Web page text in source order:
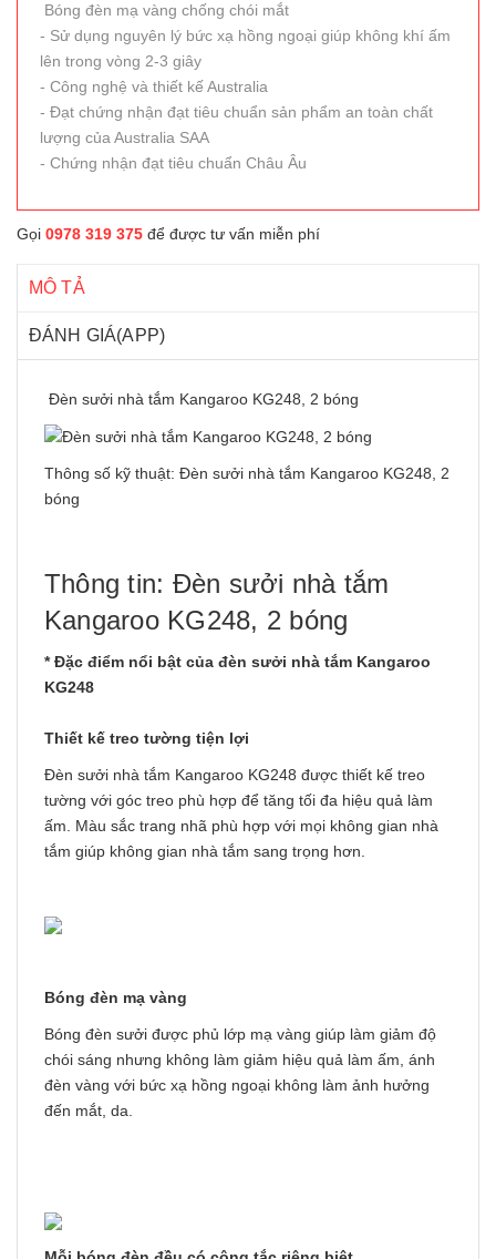
Bóng đèn mạ vàng chống chói mắt
- Sử dụng nguyên lý bức xạ hồng ngoại giúp không khí ấm
lên trong vòng 2-3 giây
- Công nghệ và thiết kế Australia
- Đạt chứng nhận đạt tiêu chuẩn sản phẩm an toàn chất
lượng của Australia SAA
- Chứng nhận đạt tiêu chuẩn Châu Âu
Gọi 0978 319 375 để được tư vấn miễn phí
MÔ TẢ
ĐÁNH GIÁ(APP)
Đèn sưởi nhà tắm Kangaroo KG248, 2 bóng
Thông số kỹ thuật: Đèn sưởi nhà tắm Kangaroo KG248, 2
bóng
Thông tin: Đèn sưởi nhà tắm
Kangaroo KG248, 2 bóng
* Đặc điểm nổi bật của đèn sưởi nhà tắm Kangaroo
KG248
Thiết kế treo tường tiện lợi
Đèn sưởi nhà tắm Kangaroo KG248 được thiết kế treo
tường với góc treo phù hợp để tăng tối đa hiệu quả làm
ấm. Màu sắc trang nhã phù hợp với mọi không gian nhà
tắm giúp không gian nhà tắm sang trọng hơn.
Bóng đèn mạ vàng
Bóng đèn sưởi được phủ lớp mạ vàng giúp làm giảm độ
chói sáng nhưng không làm giảm hiệu quả làm ấm, ánh
đèn vàng với bức xạ hồng ngoại không làm ảnh hưởng
đến mắt, da.